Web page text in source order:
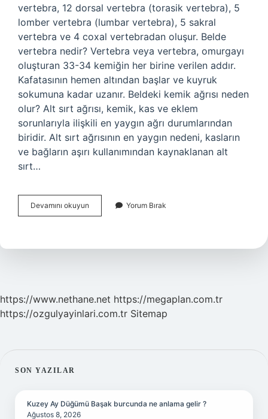
vertebra, 12 dorsal vertebra (torasik vertebra), 5
lomber vertebra (lumbar vertebra), 5 sakral
vertebra ve 4 coxal vertebradan oluşur. Belde
vertebra nedir? Vertebra veya vertebra, omurgayı
oluşturan 33-34 kemiğin her birine verilen addır.
Kafatasının hemen altından başlar ve kuyruk
sokumuna kadar uzanır. Beldeki kemik ağrısı neden
olur? Alt sırt ağrısı, kemik, kas ve eklem
sorunlarıyla ilişkili en yaygın ağrı durumlarından
biridir. Alt sırt ağrısının en yaygın nedeni, kasların
ve bağların aşırı kullanımından kaynaklanan alt
sırt…
Devamını okuyun
Kemige
Yorum Bırak
https://www.nethane.net https://megaplan.com.tr
https://ozgulyayinlari.com.tr Sitemap
SIDEBAR
SON YAZILAR
Kuzey Ay Düğümü Başak burcunda ne anlama gelir ?
Ağustos 8, 2026